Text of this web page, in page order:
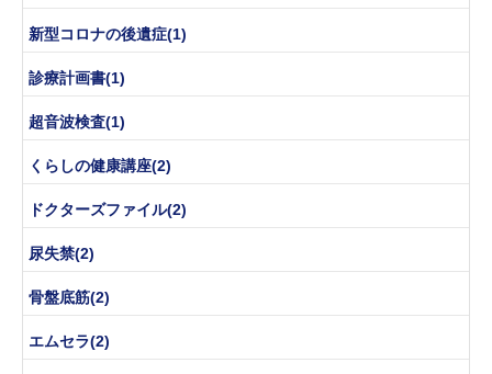
新型コロナの後遺症(1)
診療計画書(1)
超音波検査(1)
くらしの健康講座(2)
ドクターズファイル(2)
尿失禁(2)
骨盤底筋(2)
エムセラ(2)